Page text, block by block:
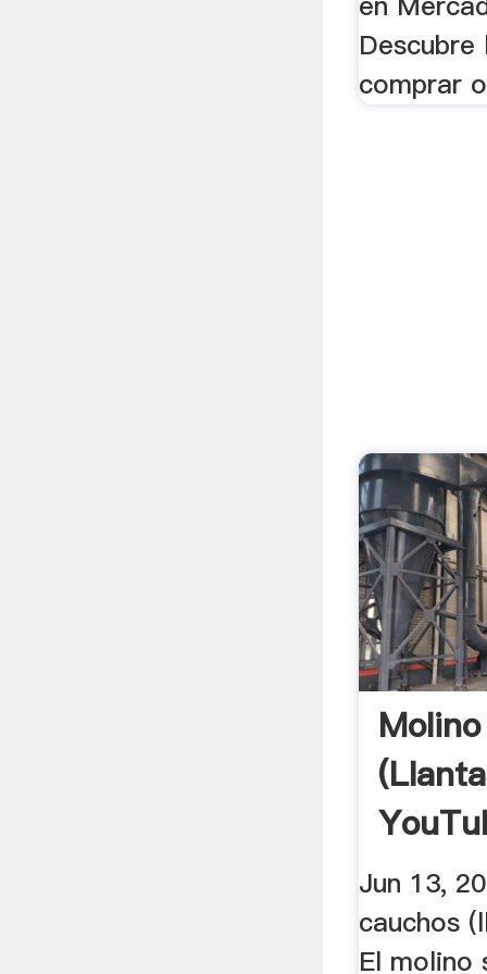
comprar
Jun 13,
cauchos
El molino